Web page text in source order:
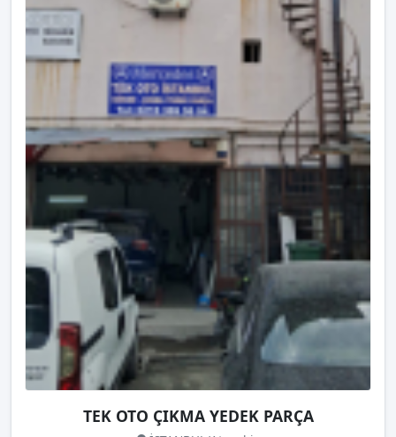
TEK OTO ÇIKMA YEDEK PARÇA